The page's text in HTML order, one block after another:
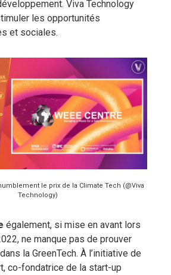
Viva Technology
les opportunités
et sociales.
le prix de la Climate Tech (@Viva
Technology)
également, si mise en avant lors
ne manque pas de prouver
la GreenTech. À l’initiative de
co-fondatrice de la start-up